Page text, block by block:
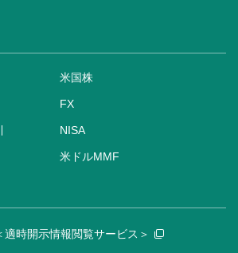
米国株
FX
NISA
米ドルMMF
適時開示情報閲覧サービス＞